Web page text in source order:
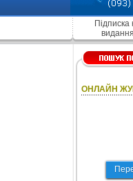
Підписка
видання
ОНЛАЙН